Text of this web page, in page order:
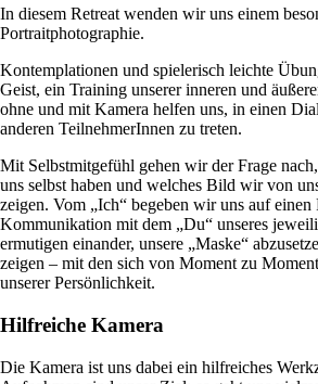
In diesem Retreat wenden wir uns einem
Portraitphotographie.
Kontemplationen und spielerisch leichte
Geist, ein Training unserer inneren und
ohne und mit Kamera helfen uns, in einen
anderen TeilnehmerInnen zu treten.
Mit Selbstmitgefühl gehen wir der Frage
uns selbst haben und welches Bild wir von
zeigen. Vom „Ich“ begeben wir uns auf einen
Kommunikation mit dem „Du“ unseres
ermutigen einander, unsere „Maske“
zeigen – mit den sich von Moment zu
unserer Persönlichkeit.
Hilfreiche Kamera
Die Kamera ist uns dabei ein hilfreiches